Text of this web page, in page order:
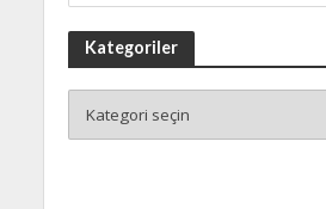
Kategoriler